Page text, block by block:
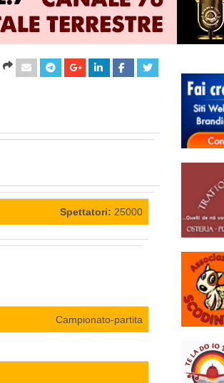
Spettatori: 25000
Campionato-partita